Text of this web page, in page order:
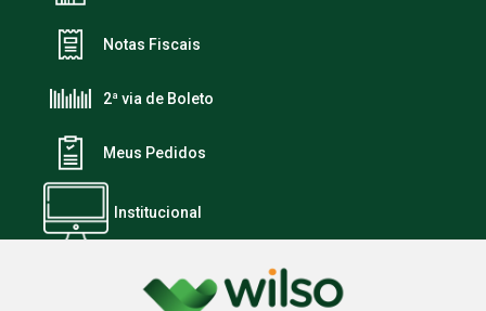
Notas Fiscais
2ª via de Boleto
Meus Pedidos
Institucional